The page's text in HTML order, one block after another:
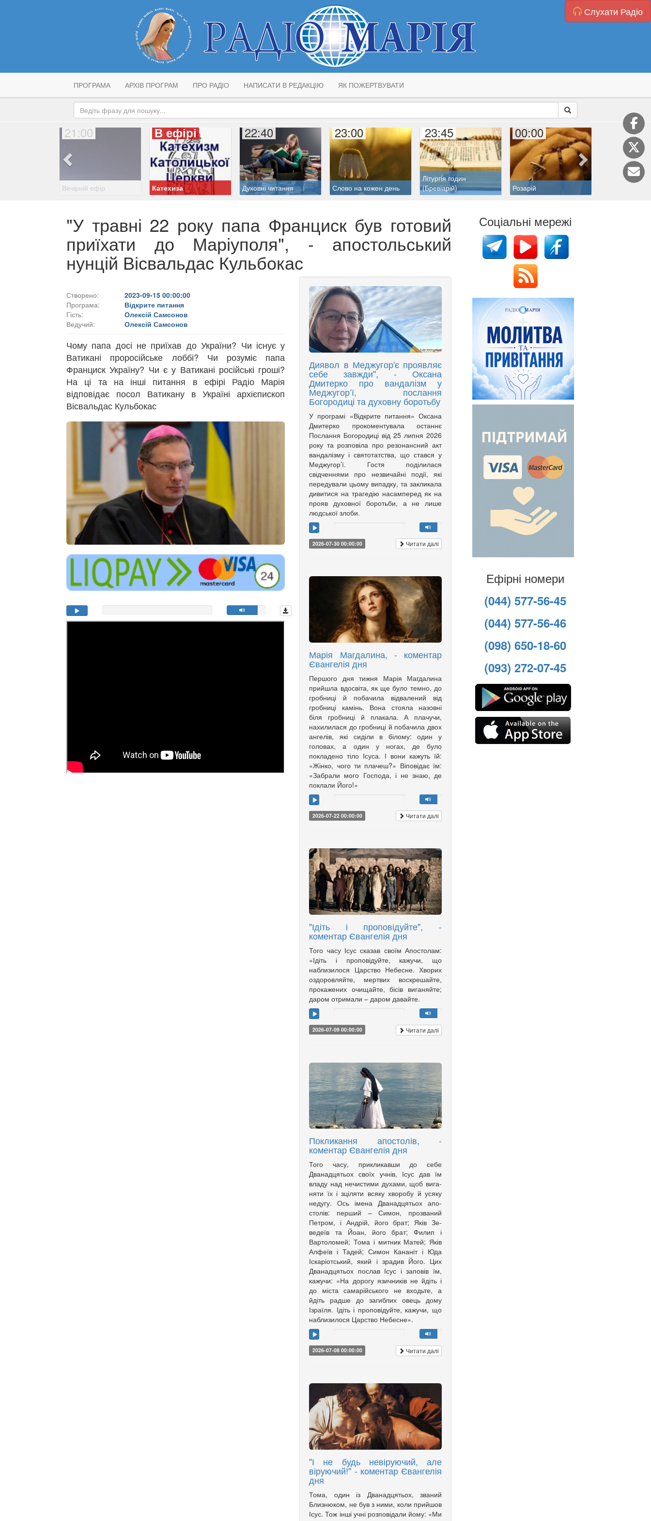
Слухати Радіо
ПРОГРАМА АРХІВ ПРОГРАМ ПРО РАДІО НАПИСАТИ В РЕДАКЦІЮ ЯК ПОЖЕРТВУВАТИ
21:00
Вечірній ефір
В ефірі
Катехиза
22:40
Духовні читання
23:00
Слово на кожен день
23:45
Літургія годин
(Бревіарій)
00:00
Розарій
00:30
"У травні 22 року папа Франциск був готовий
приїхати до Маріуполя", - апостольський
нунцій Вісвальдас Кульбокас
Створено:
2023-09-15 00:00:00
Програма:
Відкрите питання
Гість:
Олексій Самсонов
Ведучий:
Олексій Самсонов
Чому папа досі не приїхав до України? Чи існує у
Ватикані проросійське лоббі? Чи розуміє папа
Франциск Україну? Чи є у Ватикані російські гроші?
На ці та на інші питання в ефірі Радіо Марія
відповідає посол Ватикану в Україні архієпископ
Вісвальдас Кульбокас
Диявол в Меджугор'є проявляє
себе завжди", - Оксана
Дмитерко про вандалізм у
Меджугор’ї, послання
Богородиці та духовну боротьбу
У програмі «Відкрите питання» Оксана
Дмитерко прокоментувала останнє
Послання Богородиці від 25 липня 2026
року та розповіла про резонансний акт
вандалізму і святотатства, що стався у
Меджугор’ї. Гостя поділилася
свідченнями про незвичайні події, які
передували цьому випадку, та закликала
дивитися на трагедію насамперед як на
прояв духовної боротьби, а не лише
людської злоби.
2026-07-30 00:00:00 Читати далі
Марія Магдалина, - коментар
Євангелія дня
Першого дня тижня Марія Магдалина
прийшла вдосвіта, як ще було темно, до
гробниці й побачила відвалений від
гробниці камінь. Вона стояла назовні
біля гробниці й плакала. А плачучи,
нахилилася до гробниці й побачила двох
ангелів, які сиділи в білому: один у
головах, а один у ногах, де було
покладено тіло Ісуса. І вони кажуть їй:
«Жінко, чого ти плачеш?» Віповідає їм:
«Забрали мого Господа, і не знаю, де
поклали Його!»
2026-07-22 00:00:00 Читати далі
"Ідіть і проповідуйте", -
коментар Євангелія дня
Того часу Ісус сказав своїм Апостолам:
«Ідіть і проповідуйте, кажучи, що
наблизилося Царство Небесне. Хворих
оздоровляйте, мертвих воскрешайте,
прокажених очищайте, бісів виганяйте;
даром отримали – даром давайте.
2026-07-09 00:00:00 Читати далі
Покликання апостолів, -
коментар Євангелія дня
Того часу, прикликавши до себе
Дванадцятьох своїх учнів, Ісус дав їм
владу над нечистими духами, щоб вига­
няти їх і зціляти всяку хворобу й усяку
недугу. Ось імена Дванадцятьох апо­
столів: перший – Симон, прозваний
Петром, і Андрій, його брат; Яків Зе­­
ведеїв та Йоан, його брат; Филип і
Вартоломей; Тома і мит­ник Матей; Яків
Алфеїв і Та­дей; Симон Кананіт і Юда
Іска­рі­от­ський, який і зрадив Його. Цих
Дванадцятьох послав Ісус і заповів їм,
кажучи: «На дорогу язич­ників не йдіть і
до міста самарійського не входьте, а
йдіть радше до загиблих овець дому
Ізраїля. Ідіть і проповідуйте, кажучи, що
наблизилося Царство Небесне».
2026-07-08 00:00:00 Читати далі
"І не будь невіруючий, але
віруючий!" - коментар Євангелія
дня
Тома, один із Дванадцятьох, званий
Близнюком, не був з ними, коли прийшов
Ісус. Тож інші учні розповідали йому: «Ми
Соціальні мережі
Ефірні номери
(044) 577-56-45
(044) 577-56-46
(098) 650-18-60
(093) 272-07-45